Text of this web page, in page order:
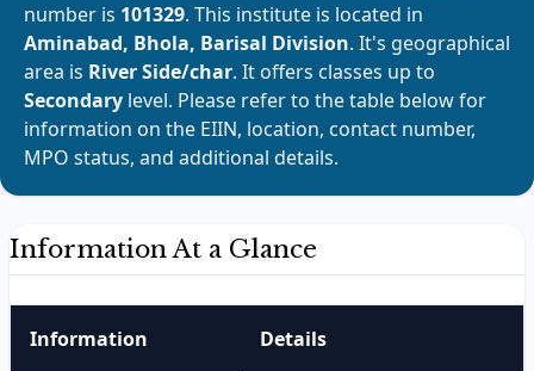
number is 101329. This institute is located in
Aminabad, Bhola, Barisal Division. It's geographical
area is River Side/char. It offers classes up to
Secondary level. Please refer to the table below for
information on the EIIN, location, contact number,
MPO status, and additional details.
Information At a Glance
Information Details